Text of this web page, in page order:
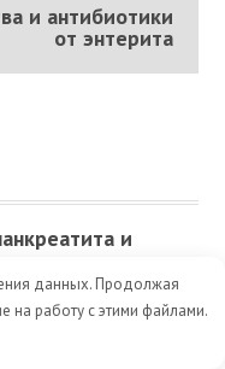
и антибиотики
от энтерита
и
чай от
данных. Продолжая
на работу с этими файлами.